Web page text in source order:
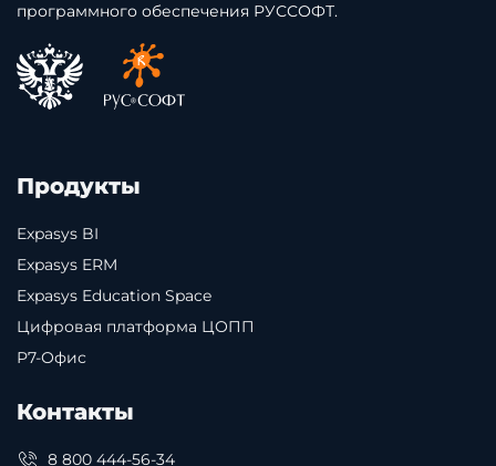
программного обеспечения РУССОФТ.
Продукты
Expasys BI
Expasys ERM
Expasys Education Space
Цифровая платформа ЦОПП
Р7-Офис
Контакты
8 800 444-56-34